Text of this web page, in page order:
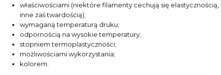
właściwościami (niektóre filamenty cechują się elastycznością,
inne zaś twardością);
wymaganą temperaturą druku;
odpornością na wysokie temperatury;
stopniem termoplastyczności;
możliwościami wykorzystania;
kolorem.